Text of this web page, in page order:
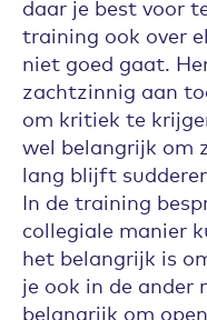
daar je best voor
training ook over
niet goed gaat.
zachtzinnig aan
om kritiek te
wel belangrijk om
lang blijft
In de training
collegiale manier
het belangrijk is
je ook in de ander
belangrijk om